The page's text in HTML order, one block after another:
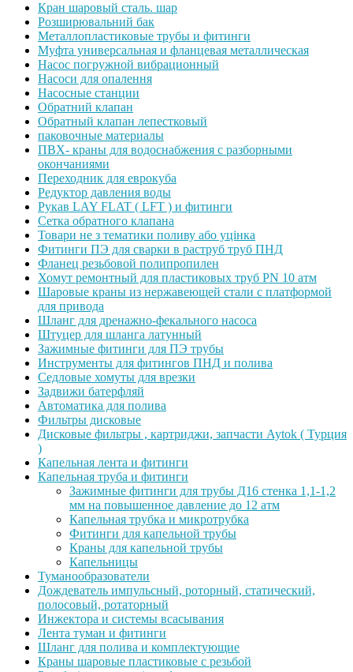
Кран шаровый сталь. шар
Розширювальний бак
Металлопластиковые трубы и фитинги
Муфта универсальная и фланцевая металлическая
Насос погружной вибрационный
Насоси для опалення
Насосные станции
Обратний клапан
Обратный клапан лепестковый
паковочные материалы
ПВХ- краны для водоснабжения с разборными
окончаниями
Переходник для еврокуба
Редуктор давления воды
Рукав LAY FLAT ( LFT ) и фитинги
Сетка обратного клапана
Товари не з тематики поливу або уцінка
Фитинги ПЭ для сварки в раструб труб ПНД
Фланец резьбовой полипропилен
Хомут ремонтный для пластиковых труб PN 10 атм
Шаровые краны из нержавеющей стали с платформой
для привода
Шланг для дренажно-фекального насоса
Штуцер для шланга латунный
Зажимные фитинги для ПЭ трубы
Инструменты для фитингов ПНД и полива
Седловые хомуты для врезки
Задвижи батерфляй
Автоматика для полива
Фильтры дисковые
Дисковые фильтры , картриджи, запчасти Aytok ( Турция
)
Капельная лента и фитинги
Капельная труба и фитинги
Зажимные фитинги для трубы Д16 стенка 1,1-1,2
мм на повышенное давление до 12 атм
Капельная трубка и микротрубка
Фитинги для капельной трубы
Краны для капельной трубы
Капельницы
Туманообразователи
Дождеватель импульсный, роторный, статический,
полосовый, ротаторный
Инжектора и системы всасывания
Лента туман и фитинги
Шланг для полива и комплектующие
Краны шаровые пластиковые с резьбой